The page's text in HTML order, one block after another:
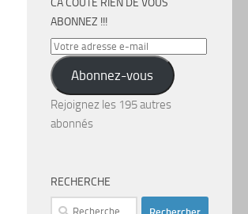
CA COÛTE RIEN DE VOUS
ABONNEZ !!!
Votre
adresse
e-
mail
Abonnez-vous
Rejoignez les 195 autres
abonnés
RECHERCHE
Rechercher :